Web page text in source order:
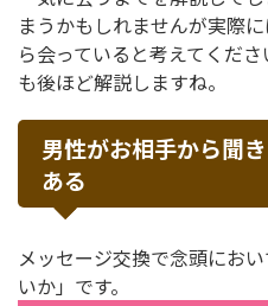
まうかもしれませんが実際
ら会っていると考えてくだ
も後ほど解説しますね。
男性がお相手から聞
ある
メッセージ交換で念頭にお
いか」です。